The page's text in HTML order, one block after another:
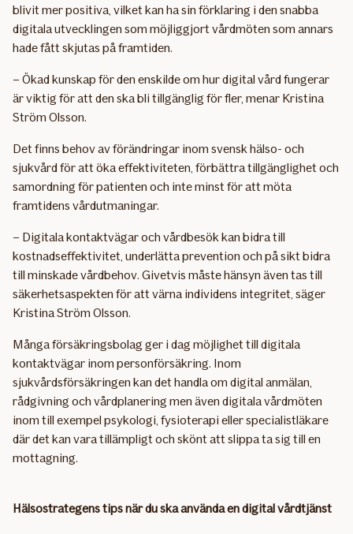
blivit mer positiva, vilket kan ha sin förklaring i den snabba
digitala utvecklingen som möjliggjort vårdmöten som annars
hade fått skjutas på framtiden.
– Ökad kunskap för den enskilde om hur digital vård fungerar
är viktig för att den ska bli tillgänglig för fler, menar Kristina
Ström Olsson.
Det finns behov av förändringar inom svensk hälso- och
sjukvård för att öka effektiviteten, förbättra tillgänglighet och
samordning för patienten och inte minst för att möta
framtidens vårdutmaningar.
– Digitala kontaktvägar och vårdbesök kan bidra till
kostnadseffektivitet, underlätta prevention och på sikt bidra
till minskade vårdbehov. Givetvis måste hänsyn även tas till
säkerhetsaspekten för att värna individens integritet, säger
Kristina Ström Olsson.
Många försäkringsbolag ger i dag möjlighet till digitala
kontaktvägar inom personförsäkring. Inom
sjukvårdsförsäkringen kan det handla om digital anmälan,
rådgivning och vårdplanering men även digitala vårdmöten
inom till exempel psykologi, fysioterapi eller specialistläkare
där det kan vara tillämpligt och skönt att slippa ta sig till en
mottagning.
Hälsostrategens tips när du ska använda en digital vårdtjänst